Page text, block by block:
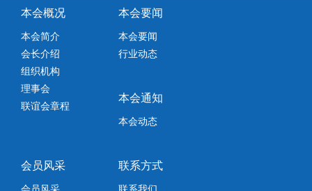
本会概况
本会简介
会长介绍
组织机构
理事会
联谊会章程
本会要闻
本会要闻
行业动态
本会通知
本会动态
会员风采 联系方式